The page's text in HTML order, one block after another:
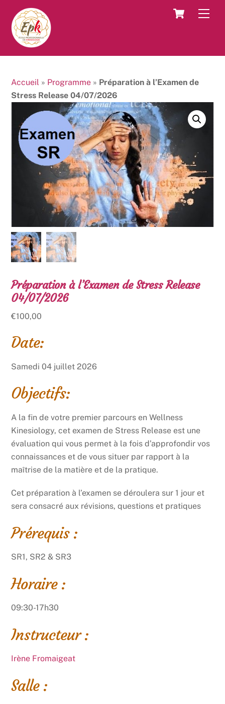
content
Cart
Accueil » Programme » Préparation à l’Examen de
Stress Release 04/07/2026
Préparation à l’Examen de Stress Release
04/07/2026
€100,00
Date:
Samedi 04 juillet 2026
Objectifs:
A la fin de votre premier parcours en Wellness
Kinesiology, cet examen de Stress Release est une
évaluation qui vous permet à la fois d’approfondir vos
connaissances et de vous situer par rapport à la
maîtrise de la matière et de la pratique.
Cet préparation à l’examen se déroulera sur 1 jour et
sera consacré aux révisions, questions et pratiques
Prérequis :
SR1, SR2 & SR3
Horaire :
09:30-17h30
Instructeur :
Irène Fromaigeat
Salle :